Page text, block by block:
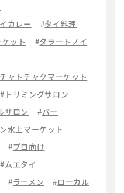
カレー
タイ料理
ット
タラートノイ
チャトチャクマーケット
トリミングサロン
サロン
バー
水上マーケット
プロ向け
ムエタイ
ラーメン
ローカル